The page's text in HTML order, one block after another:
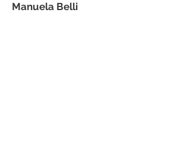
Manuela Belli